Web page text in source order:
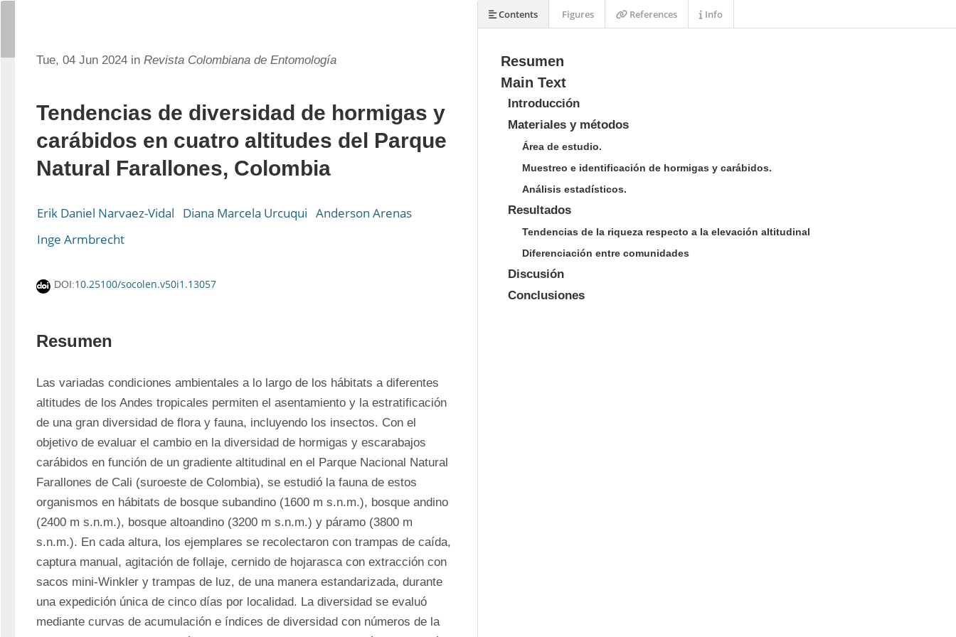
Tue, 04 Jun 2024 in Revista Colombiana de Entomología
Tendencias de diversidad de hormigas y
carábidos en cuatro altitudes del Parque
Natural Farallones, Colombia
Erik Daniel Narvaez-Vidal Diana Marcela Urcuqui Anderson Arenas
Inge Armbrecht
DOI:10.25100/socolen.v50i1.13057
Resumen
Las variadas condiciones ambientales a lo largo de los hábitats a diferentes
altitudes de los Andes tropicales permiten el asentamiento y la estratificación
de una gran diversidad de flora y fauna, incluyendo los insectos. Con el
objetivo de evaluar el cambio en la diversidad de hormigas y escarabajos
carábidos en función de un gradiente altitudinal en el Parque Nacional Natural
Farallones de Cali (suroeste de Colombia), se estudió la fauna de estos
organismos en hábitats de bosque subandino (1600 m s.n.m.), bosque andino
(2400 m s.n.m.), bosque altoandino (3200 m s.n.m.) y páramo (3800 m
s.n.m.). En cada altura, los ejemplares se recolectaron con trampas de caída,
captura manual, agitación de follaje, cernido de hojarasca con extracción con
sacos mini-Winkler y trampas de luz, de una manera estandarizada, durante
una expedición única de cinco días por localidad. La diversidad se evaluó
mediante curvas de acumulación e índices de diversidad con números de la
Resumen
Main Text
Introducción
Materiales y métodos
Área de estudio.
Muestreo e identificación de hormigas y carábidos.
Análisis estadísticos.
Resultados
Tendencias de la riqueza respecto a la elevación altitudinal
Diferenciación entre comunidades
Discusión
Conclusiones
Contents Figures References Info